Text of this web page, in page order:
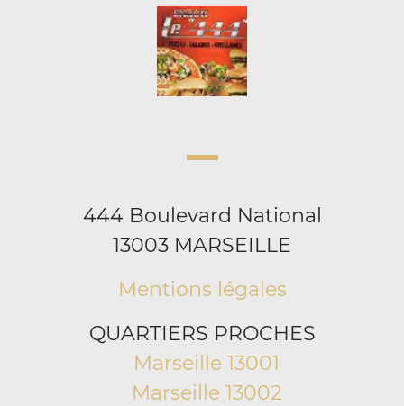
444 Boulevard National
13003 MARSEILLE
Mentions légales
QUARTIERS PROCHES
Marseille 13001
Marseille 13002